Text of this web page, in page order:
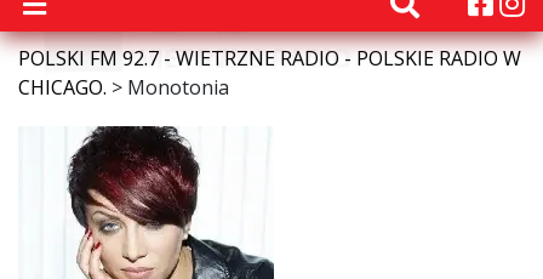
POLSKI FM 92.7 - WIETRZNE RADIO - POLSKIE RADIO W
CHICAGO. > Monotonia